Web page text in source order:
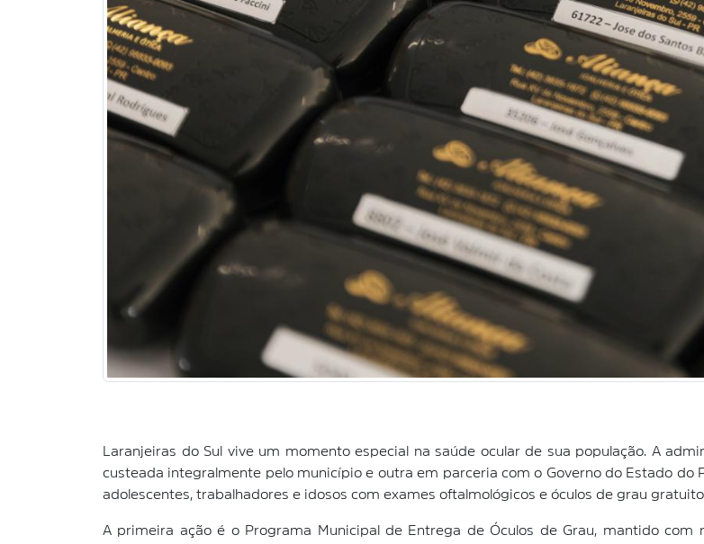
Laranjeiras do Sul vive um momento especial na saúde ocular de sua população. A
custeada integralmente pelo município e outra em parceria com o Governo do Estado do
adolescentes, trabalhadores e idosos com exames oftalmológicos e óculos de grau
A primeira ação é o Programa Municipal de Entrega de Óculos de Grau, mantido